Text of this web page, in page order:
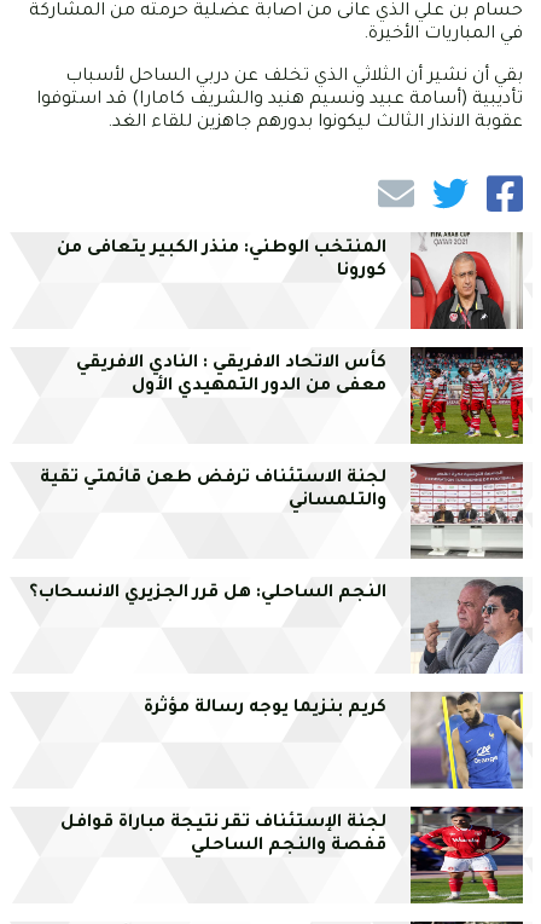
حسام بن علي الذي عانى من اصابة عضلية حرمته من المشاركة
في المباريات الأخيرة.
بقي أن نشير أن الثلاثي الذي تخلف عن دربي الساحل لأسباب
تأديبية (أسامة عبيد ونسيم هنيد والشريف كامارا) قد استوفوا
عقوبة الانذار الثالث ليكونوا بدورهم جاهزين للقاء الغد.
المنتخب الوطني: منذر الكبير يتعافى من
كورونا
كأس الاتحاد الافريقي : النادي الافريقي
معفى من الدور التمهيدي الأول
لجنة الاستئناف ترفض طعن قائمتي تقية
والتلمساني
النجم الساحلي: هل قرر الجزيري الانسحاب؟
كريم بنزيما يوجه رسالة مؤثرة
لجنة الإستئناف تقر نتيجة مباراة قوافل
قفصة والنجم الساحلي